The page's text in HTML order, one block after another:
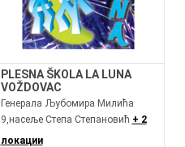
PLESNA ŠKOLA LA LUNA
VOŽDOVAC
Генерала Љубомира Милића
9,насеље Степа Степановић + 2
локации